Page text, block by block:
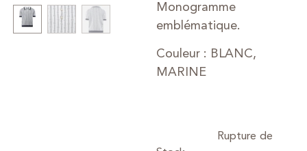
Monogramme
emblématique.
Couleur : BLANC,
MARINE